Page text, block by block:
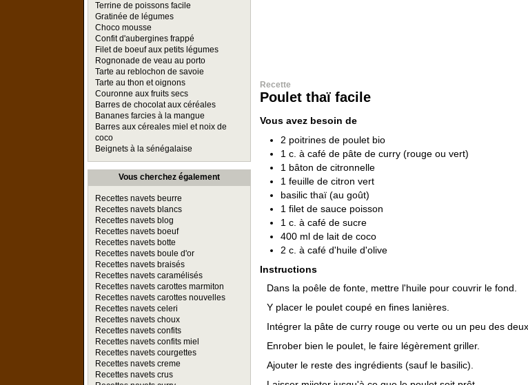
Terrine de poissons facile
Gratinée de légumes
Choco mousse
Confit d'aubergines frappé
Filet de boeuf aux petits légumes
Rognonade de veau au porto
Tarte au reblochon de savoie
Tarte au thon et oignons
Couronne aux fruits secs
Barres de chocolat aux céréales
Bananes farcies à la mangue
Barres aux céreales miel et noix de
coco
Beignets à la sénégalaise
Vous cherchez également
Recettes navets beurre
Recettes navets blancs
Recettes navets blog
Recettes navets boeuf
Recettes navets botte
Recettes navets boule d'or
Recettes navets braisés
Recettes navets caramélisés
Recettes navets carottes marmiton
Recettes navets carottes nouvelles
Recettes navets celeri
Recettes navets choux
Recettes navets confits
Recettes navets confits miel
Recettes navets courgettes
Recettes navets creme
Recettes navets crus
Recette
Poulet thaï facile
Vous avez besoin de
2 poitrines de poulet bio
1 c. à café de pâte de curry (rouge ou vert)
1 bâton de citronnelle
1 feuille de citron vert
basilic thaï (au goût)
1 filet de sauce poisson
1 c. à café de sucre
400 ml de lait de coco
2 c. à café d'huile d'olive
Instructions
Dans la poêle de fonte, mettre l'huile pour couvrir le fond.
Y placer le poulet coupé en fines lanières.
Intégrer la pâte de curry rouge ou verte ou un peu des deux.
Enrober bien le poulet, le faire légèrement griller.
Ajouter le reste des ingrédients (sauf le basilic).